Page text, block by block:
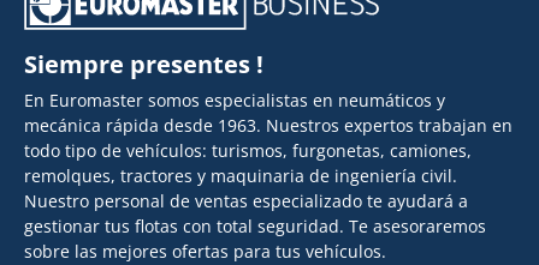
Siempre presentes !
En Euromaster somos especialistas en neumáticos y
mecánica rápida desde 1963. Nuestros expertos trabajan en
todo tipo de vehículos: turismos, furgonetas, camiones,
remolques, tractores y maquinaria de ingeniería civil.
Nuestro personal de ventas especializado te ayudará a
gestionar tus flotas con total seguridad. Te asesoraremos
sobre las mejores ofertas para tus vehículos.